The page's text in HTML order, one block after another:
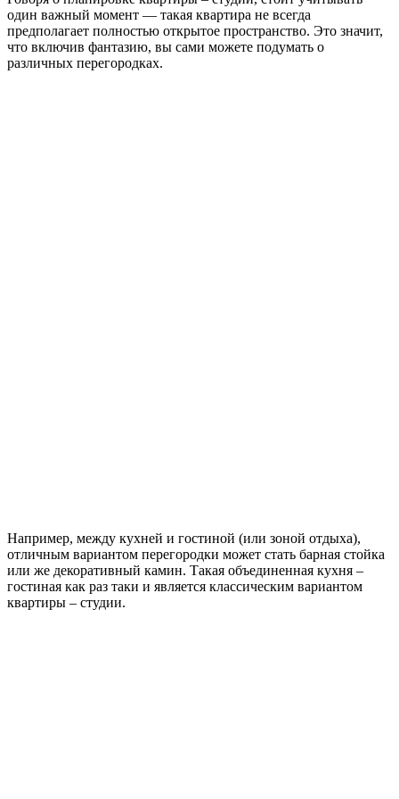
один важный момент — такая квартира не всегда
предполагает полностью открытое пространство. Это значит,
что включив фантазию, вы сами можете подумать о
различных перегородках.
Например, между кухней и гостиной (или зоной отдыха),
отличным вариантом перегородки может стать барная стойка
или же декоративный камин. Такая объединенная кухня –
гостиная как раз таки и является классическим вариантом
квартиры – студии.